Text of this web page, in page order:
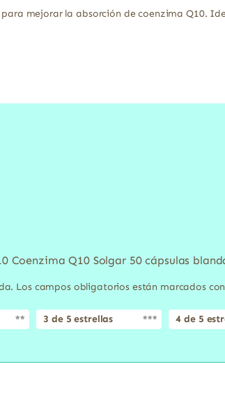
mejorar la absorción de coenzima Q10.
Coenzima Q10 Solgar 50 cápsulas
Los campos obligatorios están marcados con
3 de 5 estrellas 4 de 5